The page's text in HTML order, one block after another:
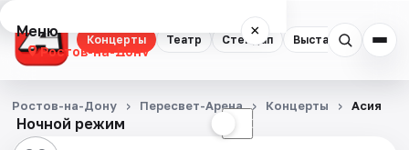
Концерты Театр Стендап Выставки
Меню ×
Ростов-на-Дону
Концерты
Театр
Ночной режим ☾
Ростов-на-Дону Пересвет-Арена Концерты Асия